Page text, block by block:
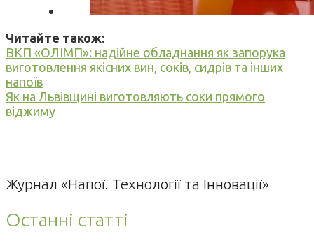
Читайте також:
ВКП «ОЛІМП»: надійне обладнання як запорука
виготовлення якісних вин, соків, сидрів та інших
напоїв
Як на Львівщині виготовляють соки прямого
віджиму
Журнал «Напої. Технології та Інновації»
Останні статті